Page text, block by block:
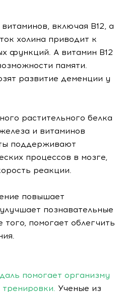
включая В12, а
холина приводит к
функций. А витамин В12
памяти.
развитие деменции у
растительного белка
и витаминов
поддерживают
процессов в мозге,
реакции.
повышает
познавательные
помогает облегчить
помогает организму
тренировки. Ученые из